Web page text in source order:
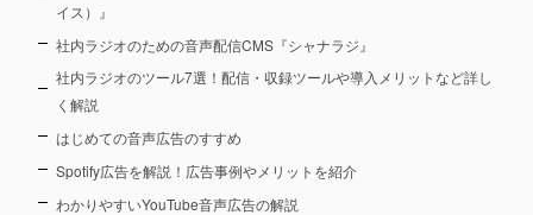
イス）』
社内ラジオのための音声配信CMS『シャナラジ』
社内ラジオのツール7選！配信・収録ツールや導入メリットなど詳し
く解説
はじめての音声広告のすすめ
Spotify広告を解説！広告事例やメリットを紹介
わかりやすいYouTube音声広告の解説